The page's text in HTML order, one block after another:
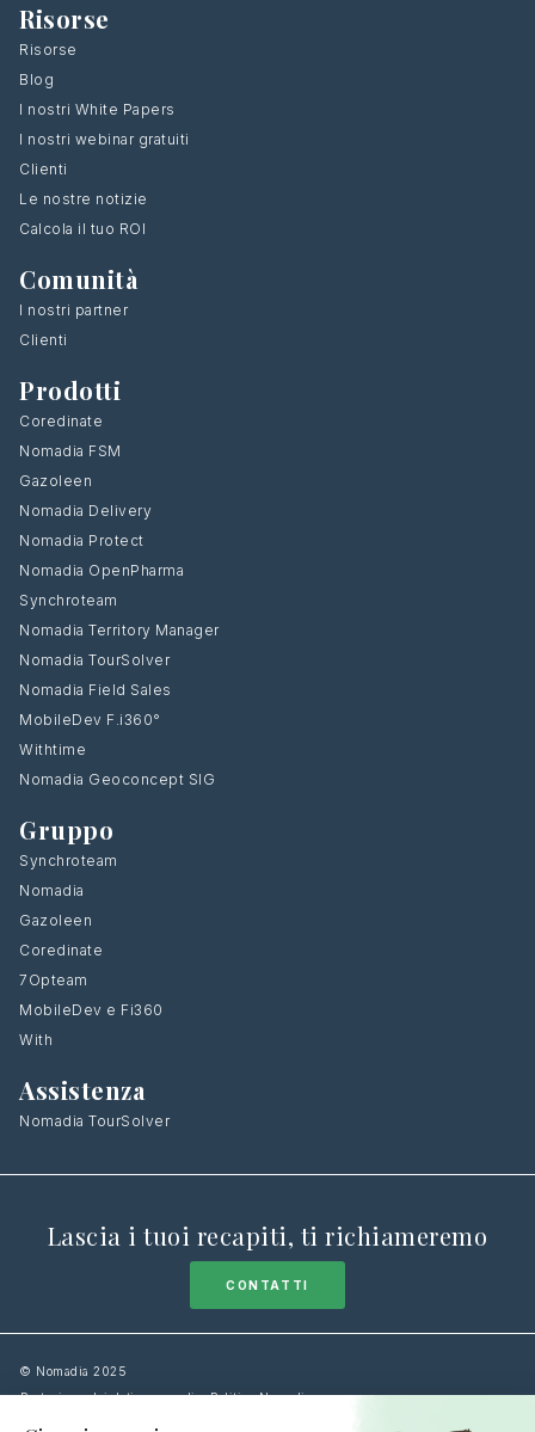
Risorse
Risorse
Blog
I nostri White Papers
I nostri webinar gratuiti
Clienti
Le nostre notizie
Calcola il tuo ROI
Comunità
I nostri partner
Clienti
Prodotti
Coredinate
Nomadia FSM
Gazoleen
Nomadia Delivery
Nomadia Protect
Nomadia OpenPharma
Synchroteam
Nomadia Territory Manager
Nomadia TourSolver
Nomadia Field Sales
MobileDev F.i360°
Withtime
Nomadia Geoconcept SIG
Gruppo
Synchroteam
Nomadia
Gazoleen
Coredinate
7Opteam
MobileDev e Fi360
With
Assistenza
Nomadia TourSolver
Lascia i tuoi recapiti, ti richiameremo
CONTATTI
© Nomadia 2025
Protezione dei dati personali – Politica Nomadia